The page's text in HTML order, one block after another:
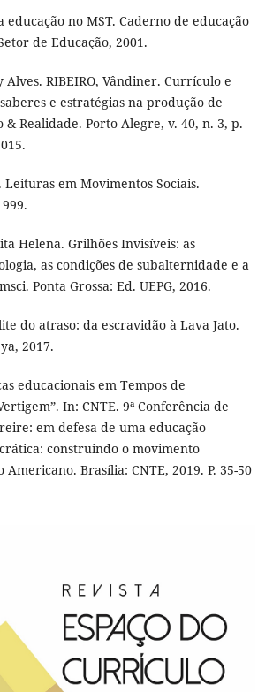
educação no MST. Caderno de educação
de Educação, 2001.
Alves. RIBEIRO, Vândiner. Currículo e
e estratégias na produção de
& Realidade. Porto Alegre, v. 40, n. 3, p.
Leituras em Movimentos Sociais.
Helena. Grilhões Invisíveis: as
as condições de subalternidade e a
Ponta Grossa: Ed. UEPG, 2016.
do atraso: da escravidão à Lava Jato.
2017.
educacionais em Tempos de
In: CNTE. 9ª Conferência de
em defesa de uma educação
construindo o movimento
Brasília: CNTE, 2019. P. 35-50